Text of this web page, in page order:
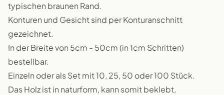
typischen braunen Rand.
Konturen und Gesicht sind per Konturanschnitt
gezeichnet.
In der Breite von 5cm - 50cm (in 1cm Schritten)
bestellbar.
Einzeln oder als Set mit 10, 25, 50 oder 100 Stück.
Das Holz ist in naturform, kann somit beklebt,